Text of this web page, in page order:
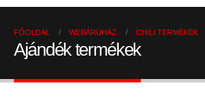
FŐOLDAL WEBÁRUHÁZ CHILI TERMÉKEK
Ajándék termékek